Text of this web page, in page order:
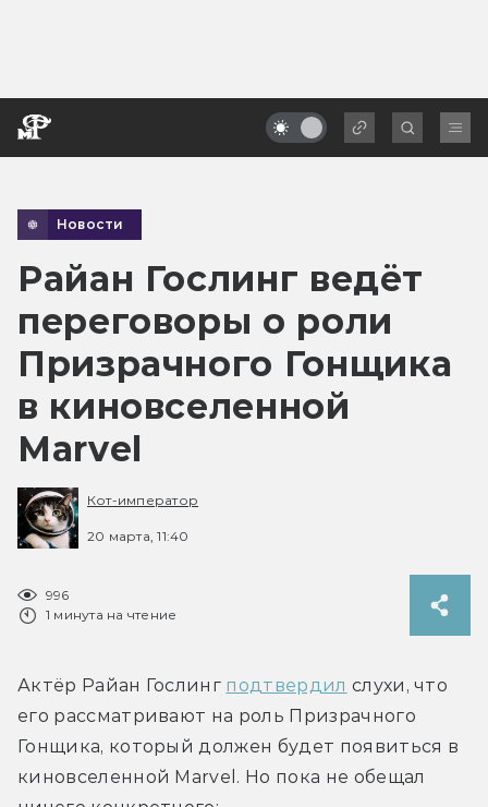
Новости
Райан Гослинг ведёт
переговоры о роли
Призрачного Гонщика
в киновселенной
Marvel
Кот-император
20 марта, 11:40
996
1 минута на чтение
Актёр Райан Гослинг подтвердил слухи, что
его рассматривают на роль Призрачного
Гонщика, который должен будет появиться в
киновселенной Marvel. Но пока не обещал